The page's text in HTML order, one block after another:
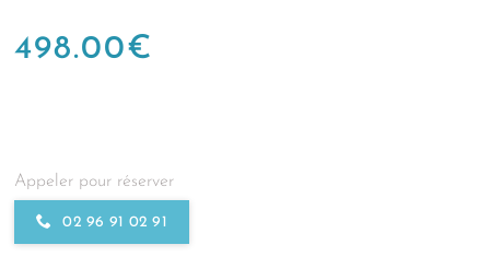
498.00€
Appeler pour réserver
02 96 91 02 91